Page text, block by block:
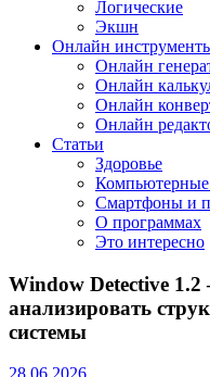
Логические
Экшн
Онлайн
Онлайн
Онлайн
Онлайн
Онлайн
Статьи
Здоровье
Смартфоны и
О программах
Это интересно
Window Detective 1.2
анализировать
системы